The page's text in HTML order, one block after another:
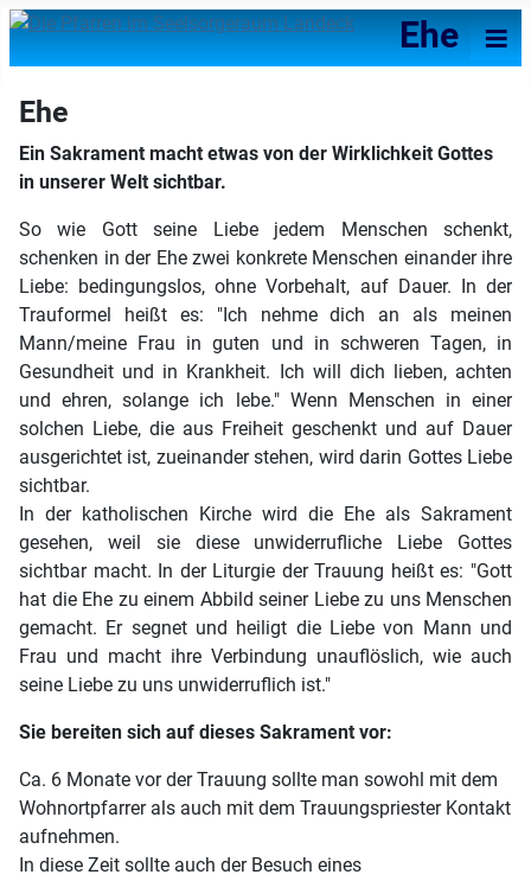
Ehe ≡
Ehe
Ein Sakrament macht etwas von der Wirklichkeit Gottes
in unserer Welt sichtbar.
So wie Gott seine Liebe jedem Menschen schenkt,
schenken in der Ehe zwei konkrete Menschen einander ihre
Liebe: bedingungslos, ohne Vorbehalt, auf Dauer. In der
Trauformel heißt es: "Ich nehme dich an als meinen
Mann/meine Frau in guten und in schweren Tagen, in
Gesundheit und in Krankheit. Ich will dich lieben, achten
und ehren, solange ich lebe." Wenn Menschen in einer
solchen Liebe, die aus Freiheit geschenkt und auf Dauer
ausgerichtet ist, zueinander stehen, wird darin Gottes Liebe
sichtbar.
In der katholischen Kirche wird die Ehe als Sakrament
gesehen, weil sie diese unwiderrufliche Liebe Gottes
sichtbar macht. In der Liturgie der Trauung heißt es: "Gott
hat die Ehe zu einem Abbild seiner Liebe zu uns Menschen
gemacht. Er segnet und heiligt die Liebe von Mann und
Frau und macht ihre Verbindung unauflöslich, wie auch
seine Liebe zu uns unwiderruflich ist."
Sie bereiten sich auf dieses Sakrament vor:
Ca. 6 Monate vor der Trauung sollte man sowohl mit dem
Wohnortpfarrer als auch mit dem Trauungspriester Kontakt
aufnehmen.
In diese Zeit sollte auch der Besuch eines